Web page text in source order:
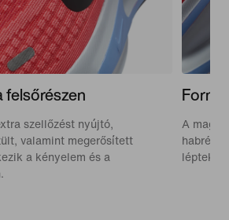
felsőrészen
szellőzést nyújtó,
valamint megerősített
a kényelem és a
A
lépteket